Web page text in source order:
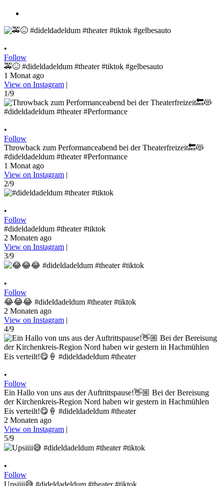
•
Follow
🚕😖 #dideldadeldum #theater #tiktok #gelbesauto
1 Monat ago
View on Instagram
1/9
•
Follow
Throwback zum Performanceabend bei der Theaterfreizeit🔙😻
#dideldadeldum #theater #Performance
1 Monat ago
View on Instagram
2/9
•
Follow
#dideldadeldum #theater #tiktok
2 Monaten ago
View on Instagram
3/9
•
Follow
😂😂😂 #dideldadeldum #theater #tiktok
2 Monaten ago
View on Instagram
4/9
•
Follow
Ein Hallo von uns aus der Auftrittspause!👋🏼 Bei der Bereisung
der Kirchenkreis-Region Nord haben wir gestern in Hachmühlen
Eis verteilt!😋🍦 #dideldadeldum #theater
2 Monaten ago
View on Instagram
5/9
•
Follow